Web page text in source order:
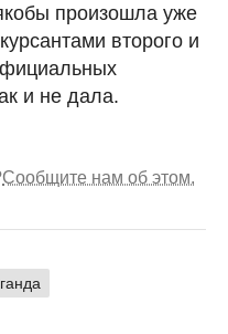
произошла уже
второго и
и не дала.
Сообщите нам об этом.